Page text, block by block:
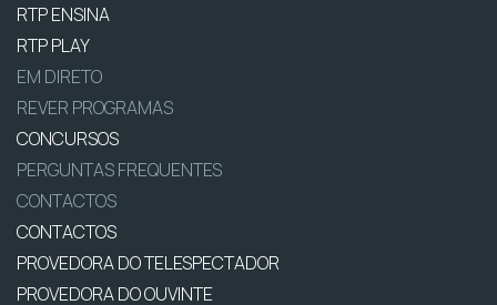
RTP ENSINA
RTP PLAY
EM DIRETO
REVER PROGRAMAS
CONCURSOS
PERGUNTAS FREQUENTES
CONTACTOS
CONTACTOS
PROVEDORA DO TELESPECTADOR
PROVEDORA DO OUVINTE